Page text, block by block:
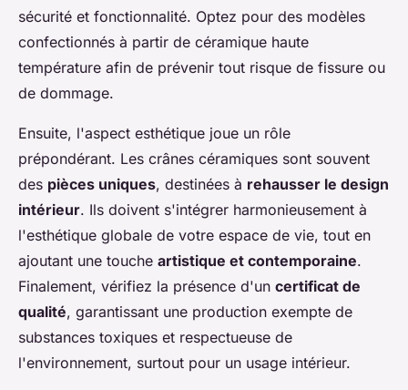
sécurité et fonctionnalité. Optez pour des modèles
confectionnés à partir de céramique haute
température afin de prévenir tout risque de fissure ou
de dommage.
Ensuite, l'aspect esthétique joue un rôle
prépondérant. Les crânes céramiques sont souvent
des pièces uniques, destinées à rehausser le design
intérieur. Ils doivent s'intégrer harmonieusement à
l'esthétique globale de votre espace de vie, tout en
ajoutant une touche artistique et contemporaine.
Finalement, vérifiez la présence d'un certificat de
qualité, garantissant une production exempte de
substances toxiques et respectueuse de
l'environnement, surtout pour un usage intérieur.